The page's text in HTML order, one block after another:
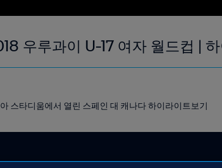
우루과이 U-17 여자 월드컵 |
스타디움에서 열린 스페인 대 캐나다 하이라이트보기